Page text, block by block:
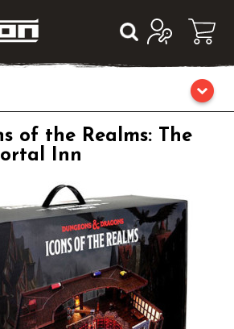
of the Realms: The
Inn